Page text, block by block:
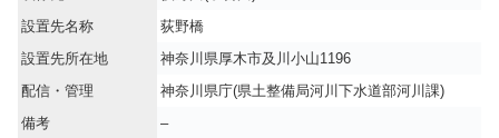
設置先名称
荻野橋
設置先所在地
神奈川県厚木市及川小山1196
配信・管理
神奈川県庁(県土整備局河川下水道部河川課)
備考
–